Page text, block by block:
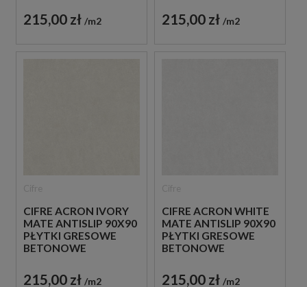
215,00 zł m2 215,00 zł m2
CIFRE ACRON IVORY
MATE ANTISLIP 90X90
PŁYTKI GRESOWE
BETONOWE
215,00 zł m2
CIFRE ACRON WHITE
MATE ANTISLIP 90X90
PŁYTKI GRESOWE
BETONOWE
215,00 zł m2